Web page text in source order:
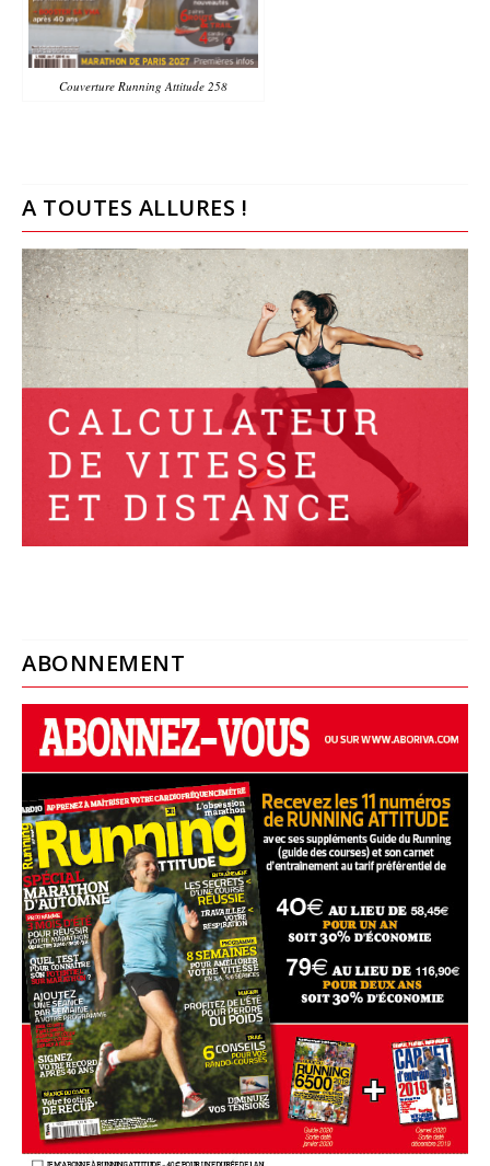
Couverture Running Attitude 258
A TOUTES ALLURES !
ABONNEMENT